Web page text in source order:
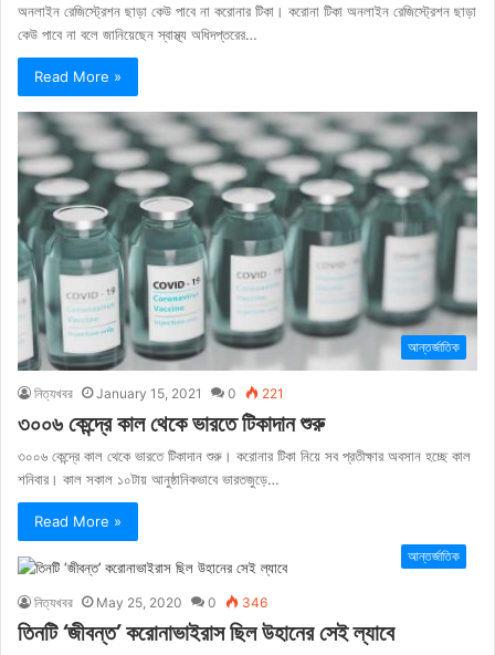
অনলাইন রেজিস্ট্রেশন ছাড়া কেউ পাবে না করোনার টিকা। করোনা টিকা অনলাইন রেজিস্ট্রেশন ছাড়া
কেউ পাবে না বলে জানিয়েছেন স্বাস্থ্য অধিদপ্তরের…
Read More »
আন্তর্জাতিক
নিত্যখবর January 15, 2021 0 221
৩০০৬ কেন্দ্রে কাল থেকে ভারতে টিকাদান শুরু
৩০০৬ কেন্দ্রে কাল থেকে ভারতে টিকাদান শুরু। করোনার টিকা নিয়ে সব প্রতীক্ষার অবসান হচ্ছে কাল
শনিবার। কাল সকাল ১০টায় আনুষ্ঠানিকভাবে ভারতজুড়ে…
Read More »
আন্তর্জাতিক
নিত্যখবর May 25, 2020 0 346
তিনটি ‘জীবন্ত’ করোনাভাইরাস ছিল উহানের সেই ল্যাবে